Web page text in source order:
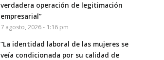
verdadera operación de legitimación
empresarial”
7 agosto, 2026 - 1:16 pm
“La identidad laboral de las mujeres se
veía condicionada por su calidad de